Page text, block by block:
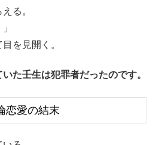
る。
を見開く。
た壬生は犯罪者だったのです。
恋愛の結末